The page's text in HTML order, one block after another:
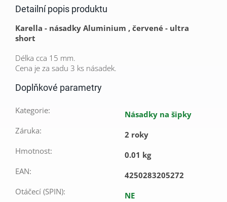
Detailní popis produktu
Karella - násadky Aluminium , červené - ultra
short
Délka cca 15 mm.
Cena je za sadu 3 ks násadek.
Doplňkové parametry
Kategorie:
Násadky na šipky
Záruka:
2 roky
Hmotnost:
0.01 kg
EAN:
4250283205272
Otáčecí (SPIN):
NE